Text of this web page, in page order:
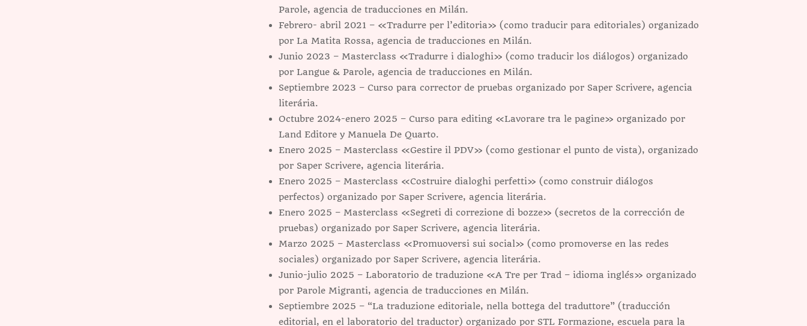
Parole, agencia de traducciones en Milán.
Febrero- abril 2021 – «Tradurre per l’editoria» (como traducir para editoriales) organizado
por La Matita Rossa, agencia de traducciones en Milán.
Junio 2023 – Masterclass «Tradurre i dialoghi» (como traducir los diálogos) organizado
por Langue & Parole, agencia de traducciones en Milán.
Septiembre 2023 – Curso para corrector de pruebas organizado por Saper Scrivere, agencia
literária.
Octubre 2024-enero 2025 – Curso para editing «Lavorare tra le pagine» organizado por
Land Editore y Manuela De Quarto.
Enero 2025 – Masterclass «Gestire il PDV» (como gestionar el punto de vista), organizado
por Saper Scrivere, agencia literária.
Enero 2025 – Masterclass «Costruire dialoghi perfetti» (como construir diálogos
perfectos) organizado por Saper Scrivere, agencia literária.
Enero 2025 – Masterclass «Segreti di correzione di bozze» (secretos de la corrección de
pruebas) organizado por Saper Scrivere, agencia literária.
Marzo 2025 – Masterclass «Promuoversi sui social» (como promoverse en las redes
sociales) organizado por Saper Scrivere, agencia literária.
Junio-julio 2025 – Laboratorio de traduzione «A Tre per Trad – idioma inglés» organizado
por Parole Migranti, agencia de traducciones en Milán.
Septiembre 2025 – “La traduzione editoriale, nella bottega del traduttore” (traducción
editorial, en el laboratorio del traductor) organizado por STL Formazione, escuela para la